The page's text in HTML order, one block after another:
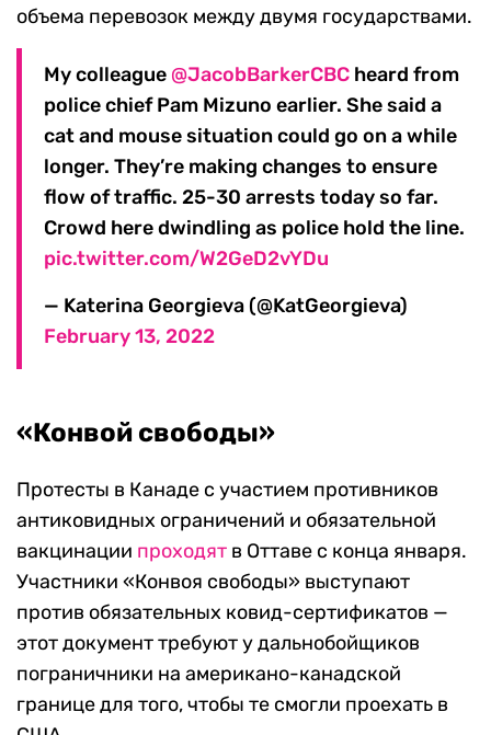
объема перевозок между двумя государствами.
My colleague @JacobBarkerCBC heard from
police chief Pam Mizuno earlier. She said a
cat and mouse situation could go on a while
longer. They’re making changes to ensure
flow of traffic. 25-30 arrests today so far.
Crowd here dwindling as police hold the line.
pic.twitter.com/W2GeD2vYDu
— Katerina Georgieva (@KatGeorgieva)
February 13, 2022
«Конвой свободы»
Протесты в Канаде с участием противников
антиковидных ограничений и обязательной
вакцинации проходят в Оттаве с конца января.
Участники «Конвоя свободы» выступают
против обязательных ковид-сертификатов —
этот документ требуют у дальнобойщиков
пограничники на американо-канадской
границе для того, чтобы те смогли проехать в